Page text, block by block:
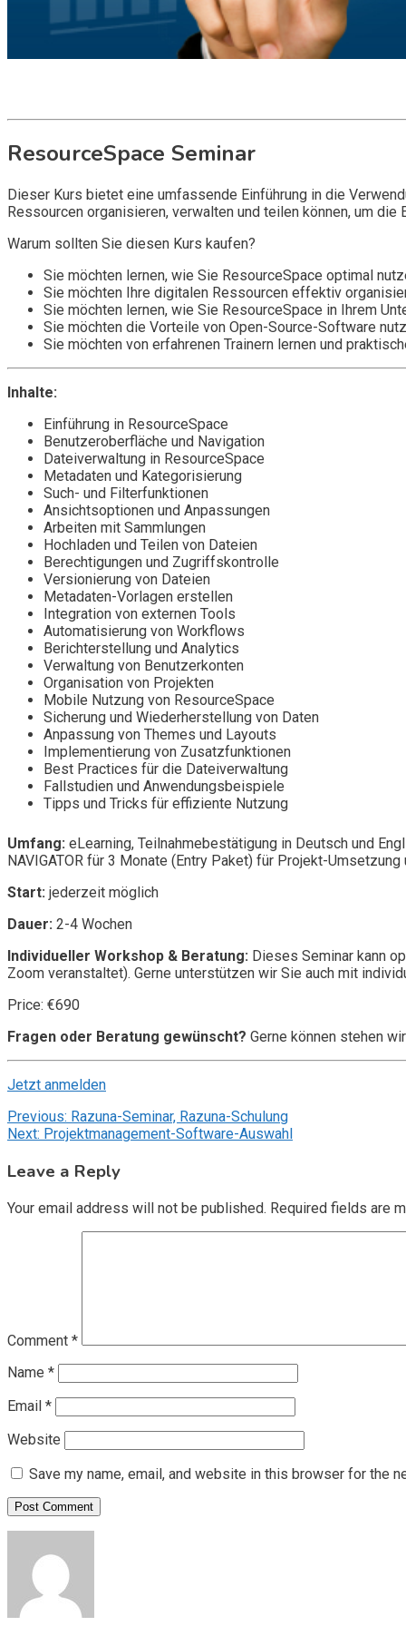
ResourceSpace Seminar
Dieser Kurs bietet eine umfassende Einführung in die
Ressourcen organisieren, verwalten und teilen können, um
Warum sollten Sie diesen Kurs kaufen?
Sie möchten lernen, wie Sie ResourceSpace optimal
Sie möchten Ihre digitalen Ressourcen effektiv
Sie möchten lernen, wie Sie ResourceSpace in Ihrem
Sie möchten die Vorteile von Open-Source-Software
Sie möchten von erfahrenen Trainern lernen und
Inhalte:
Einführung in ResourceSpace
Benutzeroberfläche und Navigation
Dateiverwaltung in ResourceSpace
Metadaten und Kategorisierung
Such- und Filterfunktionen
Ansichtsoptionen und Anpassungen
Arbeiten mit Sammlungen
Hochladen und Teilen von Dateien
Berechtigungen und Zugriffskontrolle
Versionierung von Dateien
Metadaten-Vorlagen erstellen
Integration von externen Tools
Automatisierung von Workflows
Berichterstellung und Analytics
Verwaltung von Benutzerkonten
Organisation von Projekten
Mobile Nutzung von ResourceSpace
Sicherung und Wiederherstellung von Daten
Anpassung von Themes und Layouts
Implementierung von Zusatzfunktionen
Best Practices für die Dateiverwaltung
Fallstudien und Anwendungsbeispiele
Tipps und Tricks für effiziente Nutzung
Umfang: eLearning, Teilnahmebestätigung in Deutsch und
NAVIGATOR für 3 Monate (Entry Paket) für Projekt-
Start: jederzeit möglich
Dauer: 2-4 Wochen
Individueller Workshop & Beratung: Dieses Seminar kann
Zoom veranstaltet). Gerne unterstützen wir Sie auch mit
Price: €690
Fragen oder Beratung gewünscht? Gerne können stehen
Jetzt anmelden
Post
navigation
Previous: Razuna-Seminar, Razuna-Schulung
Next: Projektmanagement-Software-Auswahl
Leave a Reply
Your email address will not be published. Required fields are
Comment *
Name *
Email *
Website
Save my name, email, and website in this browser for the